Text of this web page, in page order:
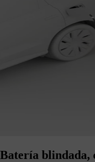
Batería blindada,